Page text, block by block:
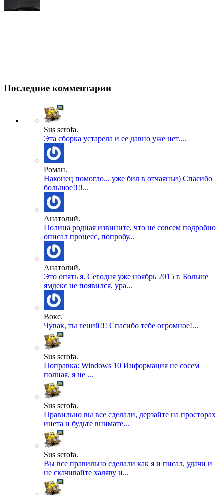
Последние комментарии
Sus scrofa.
Эта сборка устарела и ее давно уже нет....
Роман.
Наконец помогло... уже бил в отчаяньи) Спасибо
большое!!!!...
Анатолий.
Полина родная извините, что не совсем подробно
описал процесс, попробу...
Анатолий.
Это опять я. Сегодня уже ноябрь 2015 г. Больше
ямдекс не появился, ура...
Вокс.
Чувак, ты гений!!! Спасибо тебе огромное!...
Sus scrofa.
Поправка: Windows 10 Информация не сосем
полная, я не ...
Sus scrofa.
Правильно вы все сделали, дерзайте на просторах
инета и будьте внимате...
Sus scrofa.
Вы все правильно сделали как я и писал, удачи и
не скачивайте халяву и...